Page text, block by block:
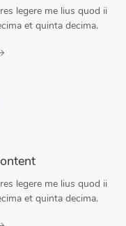
legere me lius quod ii
et quinta decima.
legere me lius quod ii
et quinta decima.